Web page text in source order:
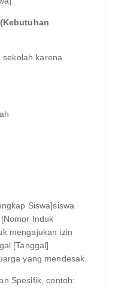
sekolah karena
Siswa]siswa
Induk
mengajukan izin
[Tanggal]
yang mendesak.
Spesifik, contoh: